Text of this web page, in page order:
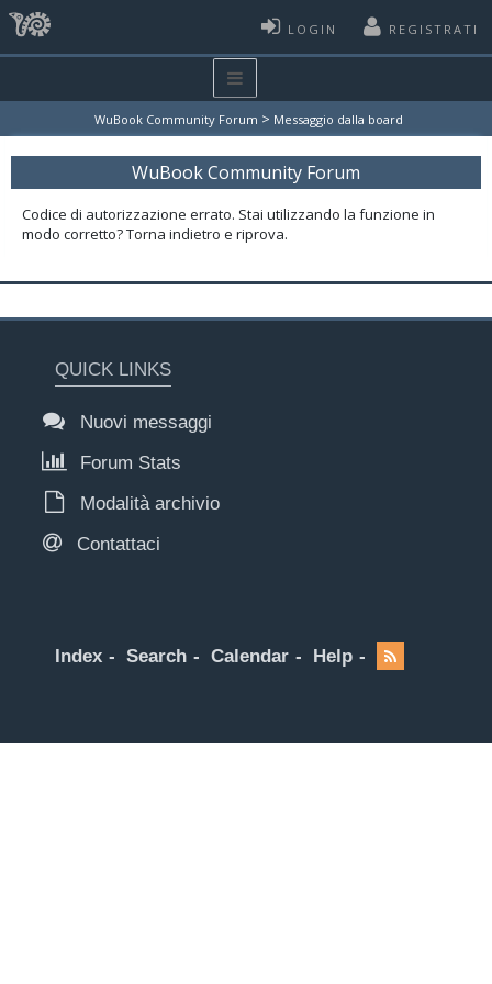
LOGIN REGISTRATI
WuBook Community Forum > Messaggio dalla board
WuBook Community Forum
Codice di autorizzazione errato. Stai utilizzando la funzione in
modo corretto? Torna indietro e riprova.
QUICK LINKS
Nuovi messaggi
Forum Stats
Modalità archivio
Contattaci
Index Search Calendar Help